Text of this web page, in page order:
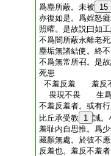
爲塵所蔽。未被
15
亦復如是。爲婬怒
照曜。是故説曰如
不爲闇所蔽永離老
塵垢無諸結使。終
不爲無常所召。是
死患
不羞反羞 羞反
畏現不畏 生
不羞反羞者。或有
比丘承受教 1 誡。
羞耻内自思惟。爲
藏顏無處。於彼不
反羞也。羞反不羞